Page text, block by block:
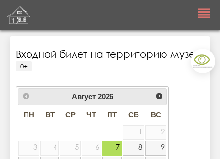
Входной билет на территорию музея
0+
Август 2026
ПН ВТ СР ЧТ ПТ СБ ВС
1
2
3
4 5 6 7 8
9